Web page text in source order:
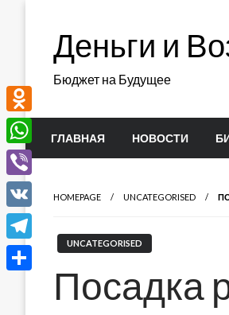
содержимомуДеньги и
Бюджет на Будущее
ГЛАВНАЯ НОВОСТИ
HOMEPAGE UNCATEGORISED
UNCATEGORISED
Посадка
Odnoklassniki
WhatsApp
Viber
VK
Telegram